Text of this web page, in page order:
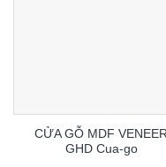
CỬA GỖ MDF VENEER
GHD Cua-go